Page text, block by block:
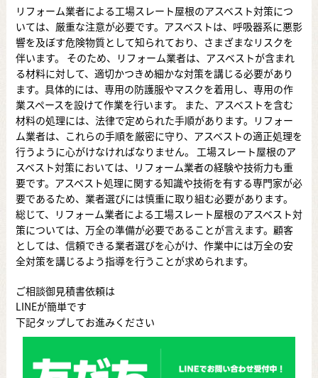
リフォーム業者による工場スレート屋根のアスベスト対策につ
いては、厳重な注意が必要です。アスベストは、呼吸器系に悪影
響を及ぼす危険物質として知られており、さまざまなリスクを
伴います。 そのため、リフォーム業者は、アスベストが含まれ
る材料に対して、適切かつきめ細かな対策を講じる必要があり
ます。具体的には、専用の防護服やマスクを着用し、専用の作
業スペースを設けて作業を行います。 また、アスベストを含む
材料の処理には、法律で定められた手順があります。リフォー
ム業者は、これらの手順を厳密に守り、アスベストの適正処理を
行うように心がけなければなりません。 工場スレート屋根のア
スベスト対策においては、リフォーム業者の経験や技術力も重
要です。アスベスト処理に関する知識や技術を有する専門家が必
要であるため、業者選びには慎重に取り組む必要があります。
総じて、リフォーム業者による工場スレート屋根のアスベスト対
策については、万全の準備が必要であることが言えます。顧客
としては、信頼できる業者選びを心がけ、作業中には万全の安
全対策を講じるよう指導を行うことが求められます。
ご相談御見積書依頼は
LINEが簡単です
下記タップしてお進みください